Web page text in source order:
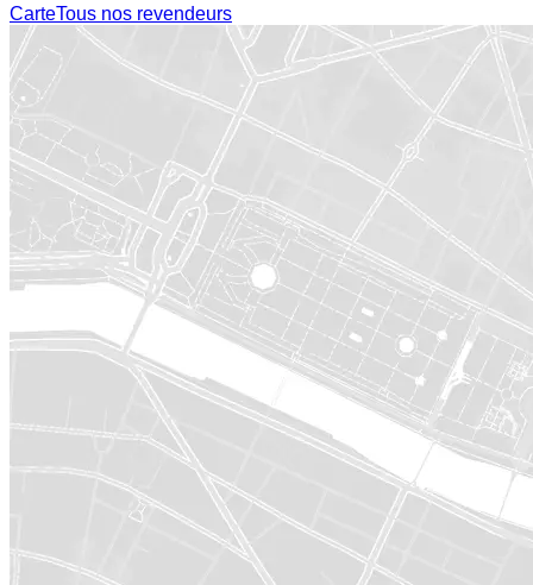
CarteTous nos revendeurs